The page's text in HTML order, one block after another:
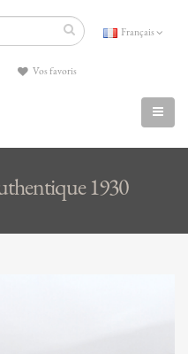
Français
Vos favoris
1930